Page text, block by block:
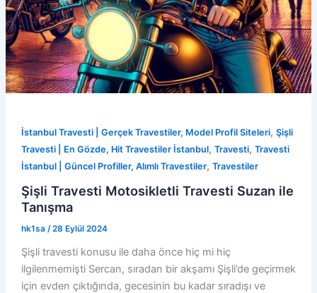
İstanbul Travesti | Gerçek Travestiler, Model Profil Siteleri, Şişli
Travesti | En Gözde, Hit Travestiler İstanbul, Travesti, Travesti
İstanbul | Güncel Profiller, Alımlı Travestiler, Travestiler
Şişli Travesti Motosikletli Travesti Suzan ile
Tanışma
hk1sa /28 Eylül 2024
Şişli travesti konusu ile daha önce hiç mi hiç
ilgilenmemişti Sercan, sıradan bir akşamı Şişli’de geçirmek
için evden çıktığında, gecesinin bu kadar sıradışı ve